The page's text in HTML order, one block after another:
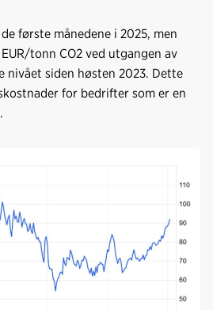
første månedene i 2025, men
tonn CO2 ved utgangen av
nivået siden høsten 2023. Dette
for bedrifter som er en